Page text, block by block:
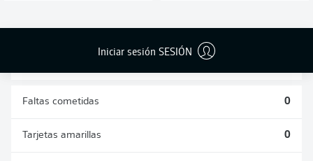
Iniciar sesión SESIÓN
DIVIDIDOS
0
AÉREOS
0
Faltas cometidas 0
Tarjetas amarillas 0